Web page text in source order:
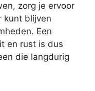
zorg je ervoor
kunt blijven
Een
en rust is dus
die langdurig